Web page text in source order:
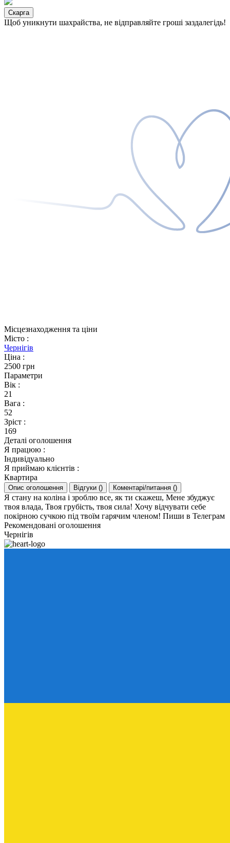
Скарга
Щоб уникнути шахрайства, не відправляйте гроші заздалегідь!
Місцезнаходження та ціни
Місто :
Чернігів
Ціна :
2500 грн
Параметри
Вік :
21
Вага :
52
Зріст :
169
Деталі оголошення
Я працюю :
Індивідуально
Я приймаю клієнтів :
Квартира
Опис оголошення Відгуки () Коментарі/питання ()
Я стану на коліна і зроблю все, як ти скажеш, Мене збуджує
твоя влада, Твоя грубість, твоя сила! Хочу відчувати себе
покірною сучкою під твоїм гарячим членом! Пиши в Телеграм
Рекомендовані оголошення
Чернігів